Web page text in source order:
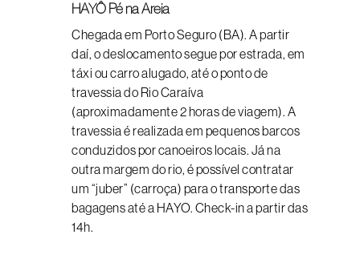
HAYÔ Pé na Areia
Chegada em Porto Seguro (BA). A partir
daí, o deslocamento segue por estrada, em
táxi ou carro alugado, até o ponto de
travessia do Rio Caraíva
(aproximadamente 2 horas de viagem). A
travessia é realizada em pequenos barcos
conduzidos por canoeiros locais. Já na
outra margem do rio, é possível contratar
um “juber” (carroça) para o transporte das
bagagens até a HAYO. Check-in a partir das
14h.